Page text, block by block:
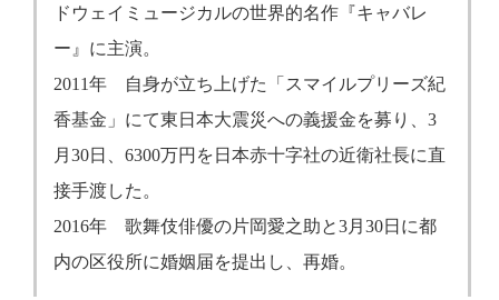
ドウェイミュージカルの世界的名作『キャバレ
ー』に主演。
2011年 自身が立ち上げた「スマイルプリーズ紀
香基金」にて東日本大震災への義援金を募り、3
月30日、6300万円を日本赤十字社の近衛社長に直
接手渡した。
2016年 歌舞伎俳優の片岡愛之助と3月30日に都
内の区役所に婚姻届を提出し、再婚。